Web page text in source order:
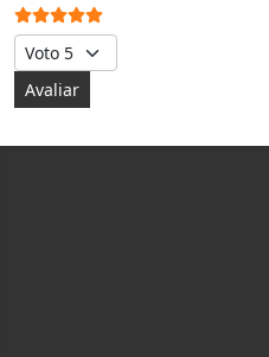
Avalie, por favor